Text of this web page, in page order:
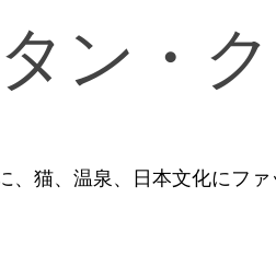
ン・
、猫、温泉、日本文化にフ